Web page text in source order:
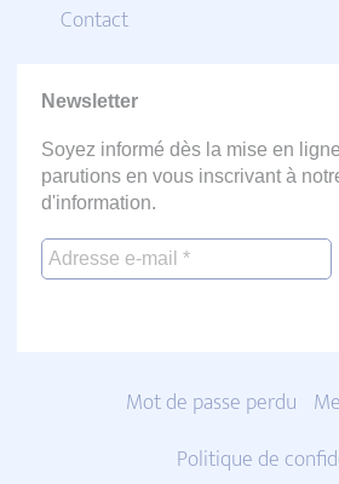
Contact
Newsletter
Soyez informé dès la mise en
parutions en vous inscrivant à
d'information.
Mot de passe perdu
Politique de